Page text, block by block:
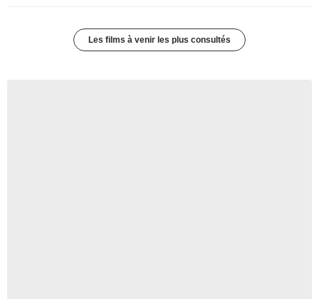
Les films à venir les plus consultés